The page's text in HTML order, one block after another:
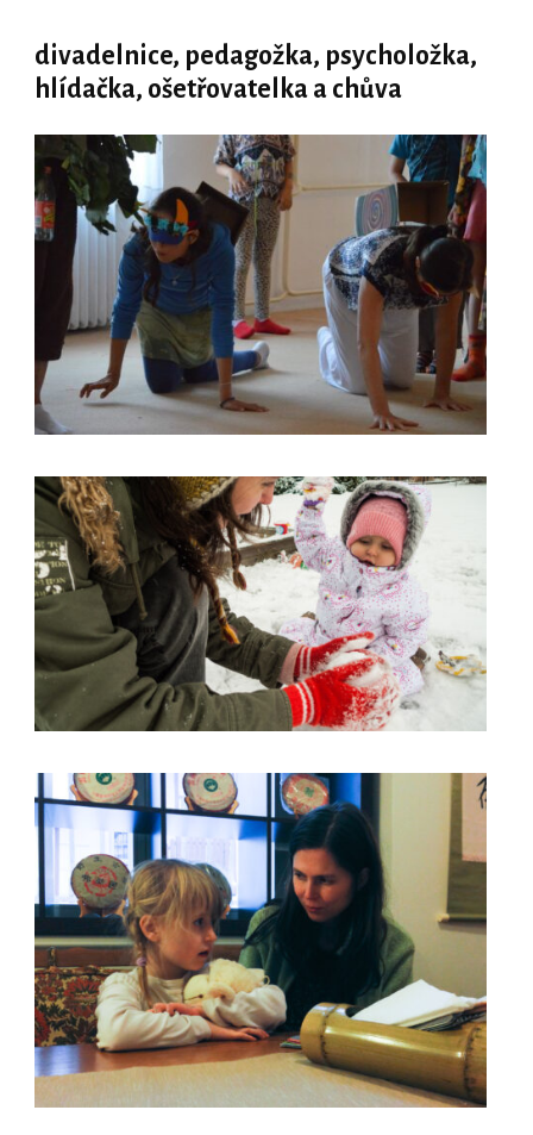
divadelnice, pedagožka, psycholožka,
hlídačka, ošetřovatelka a chůva